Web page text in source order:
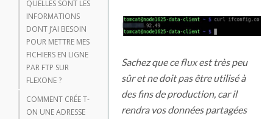
QUELLES SONT LES
INFORMATIONS
DONT J’AI BESOIN
POUR METTRE MES
FICHIERS EN LIGNE
PAR FTP SUR
FLEXONE ?
COMMENT CRÉE T-
ON UNE ADRESSE
Sachez que ce flux est très peu
sûr et ne doit pas être utilisé à
des fins de production, car il
rendra vos données partagées